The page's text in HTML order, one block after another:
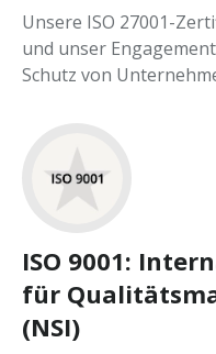
Unsere ISO 27001-
und unser
Schutz von
ISO 9001:
für
(NSI)